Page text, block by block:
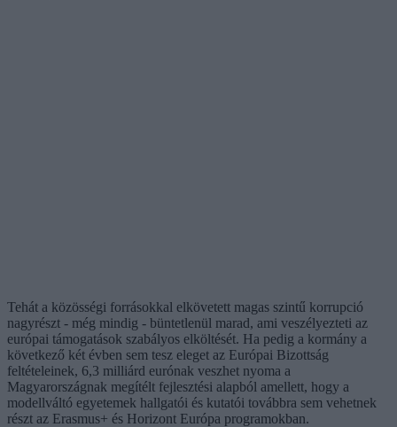
Tehát a közösségi forrásokkal elkövetett magas szintű korrupció
nagyrészt - még mindig - büntetlenül marad, ami veszélyezteti az
európai támogatások szabályos elköltését. Ha pedig a kormány a
következő két évben sem tesz eleget az Európai Bizottság
feltételeinek, 6,3 milliárd eurónak veszhet nyoma a
Magyarországnak megítélt fejlesztési alapból amellett, hogy a
modellváltó egyetemek hallgatói és kutatói továbbra sem vehetnek
részt az Erasmus+ és Horizont Európa programokban.